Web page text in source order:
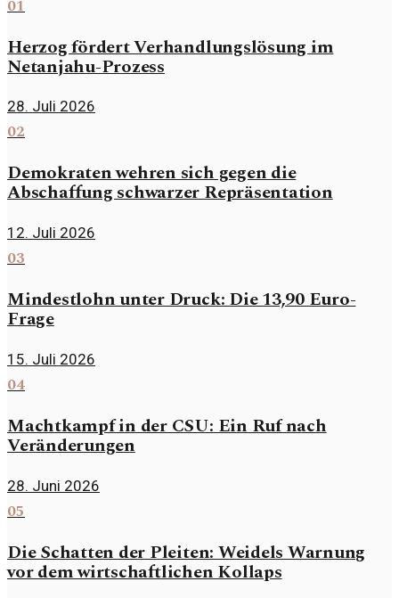
01
Herzog fördert Verhandlungslösung im
Netanjahu-Prozess
28. Juli 2026
02
Demokraten wehren sich gegen die
Abschaffung schwarzer Repräsentation
12. Juli 2026
03
Mindestlohn unter Druck: Die 13,90 Euro-
Frage
15. Juli 2026
04
Machtkampf in der CSU: Ein Ruf nach
Veränderungen
28. Juni 2026
05
Die Schatten der Pleiten: Weidels Warnung
vor dem wirtschaftlichen Kollaps